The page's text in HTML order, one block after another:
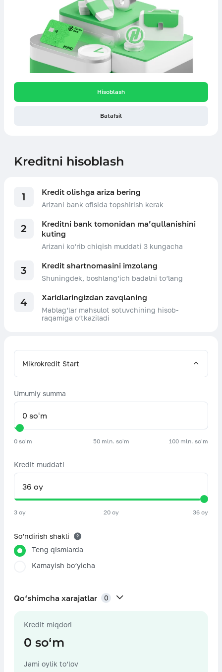
Hisoblash
Batafsil
Kreditni hisoblash
1 Kredit olishga ariza bering
Arizani bank ofisida topshirish kerak
2
Kreditni bank tomonidan ma’qullanishini
kuting
Arizani ko‘rib chiqish muddati 3 kungacha
3 Kredit shartnomasini imzolang
Shuningdek, boshlang‘ich badalni to‘lang
4 Xaridlaringizdan zavqlaning
Mablag‘lar mahsulot sotuvchining hisob-
raqamiga o‘tkaziladi
Mikrokredit Start
Umumiy summa
0 soʻm 50 mln. soʻm 100 mln. soʻm
Kredit muddati
3 oy 20 oy 36 oy
So‘ndirish shakli
Teng qismlarda
Kamayish bo‘yicha
Qo‘shimcha xarajatlar 0
Sug‘urta xarajatlari
Kredit miqdori
0 soʻm
Jami oylik to‘lov